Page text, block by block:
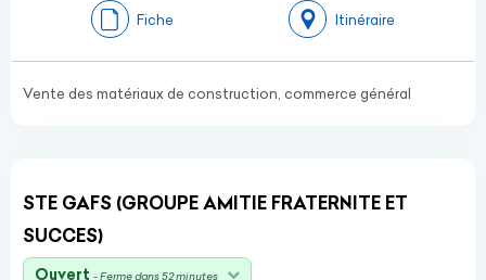
Fiche Itinéraire
Vente des matériaux de construction, commerce général
STE GAFS (GROUPE AMITIE FRATERNITE ET
SUCCES)
Ouvert - Ferme dans 52 minutes